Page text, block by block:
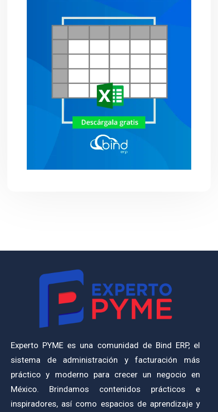
Experto PYME es una comunidad de Bind ERP, el
sistema de administración y facturación más
práctico y moderno para crecer un negocio en
México. Brindamos contenidos prácticos e
inspiradores, así como espacios de aprendizaje y